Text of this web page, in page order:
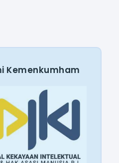
Kemenkumham